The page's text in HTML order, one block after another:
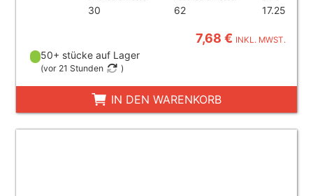
30 62 17.25
7,68 € INKL. MWST.
50+ stücke auf Lager
(vor 21 Stunden )
IN DEN WARENKORB